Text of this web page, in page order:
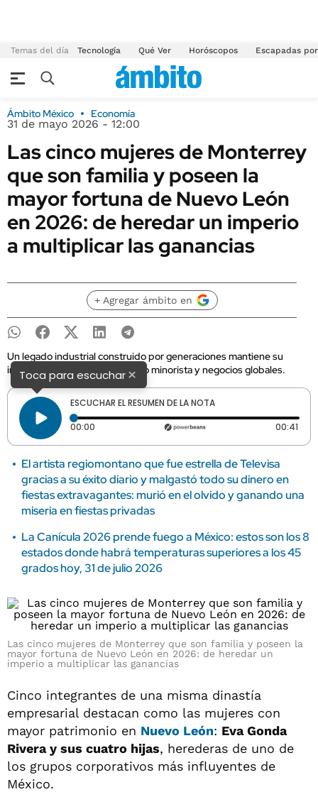
Temas del día Tecnología Qué Ver Horóscopos Escapadas
Ámbito México Economía
31 de mayo 2026 - 12:00
Las cinco mujeres de Monterrey
que son familia y poseen la
mayor fortuna de Nuevo León
en 2026: de heredar un imperio
a multiplicar las ganancias
+ Agregar ámbito en
Un legado industrial construido por generaciones mantiene su
influencia en bebidas, comercio minorista y negocios globales.
Toca para escuchar×
ESCUCHAR EL RESUMEN DE LA NOTA
00:00 Tiempo transcurrido: 0 segundos 00:41
El artista regiomontano que fue estrella de Televisa
gracias a su éxito diario y malgastó todo su dinero en
fiestas extravagantes: murió en el olvido y ganando una
miseria en fiestas privadas
La Canícula 2026 prende fuego a México: estos son los 8
estados donde habrá temperaturas superiores a los 45
grados hoy, 31 de julio 2026
Las cinco mujeres de Monterrey que son familia y poseen la
mayor fortuna de Nuevo León en 2026: de heredar un
imperio a multiplicar las ganancias
Cinco integrantes de una misma dinastía
empresarial destacan como las mujeres con
mayor patrimonio en Nuevo León: Eva Gonda
Rivera y sus cuatro hijas, herederas de uno de
los grupos corporativos más influyentes de
México.